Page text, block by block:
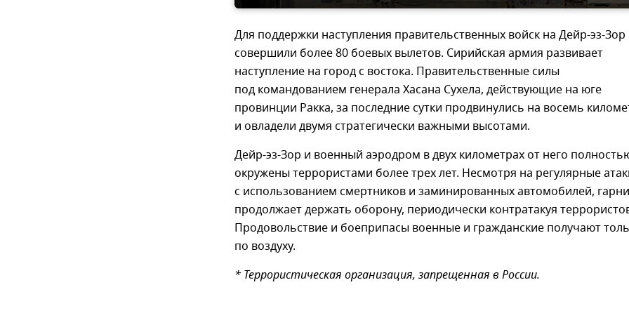
Для поддержки наступления правительственных войск на Дейр-эз-
совершили более 80 боевых вылетов. Сирийская армия развивает
наступление на город с востока. Правительственные силы
под командованием генерала Хасана Сухела, действующие на юге
провинции Ракка, за последние сутки продвинулись на восемь
и овладели двумя стратегически важными высотами.
Дейр-эз-Зор и военный аэродром в двух километрах от него
окружены террористами более трех лет. Несмотря на регулярные
с использованием смертников и заминированных автомобилей,
продолжает держать оборону, периодически контратакуя
Продовольствие и боеприпасы военные и гражданские получают
по воздуху.
* Террористическая организация, запрещенная в России.